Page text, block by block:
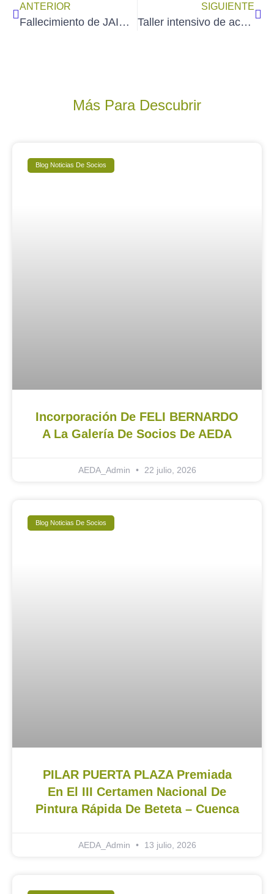
ANTERIOR
Fallecimiento de JAIME GALDEANO MORENO (3/8/2023)
SIGUIENTE
Taller intensivo de acuarelas con MANOLO JIMÉNEZ (23 y 24 de septiembre de 2023)
Más Para Descubrir
Blog Noticias De Socios
Incorporación De FELI BERNARDO
A La Galería De Socios De AEDA
AEDA_Admin 22 julio, 2026
Blog Noticias De Socios
PILAR PUERTA PLAZA Premiada
En El III Certamen Nacional De
Pintura Rápida De Beteta – Cuenca
AEDA_Admin 13 julio, 2026